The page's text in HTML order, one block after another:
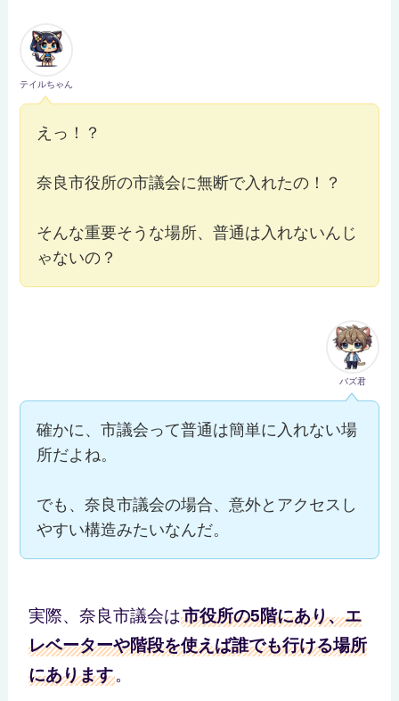
テイルちゃん
えっ！？
奈良市役所の市議会に無断で入れたの！？
そんな重要そうな場所、普通は入れないんじ
ゃないの？
バズ君
確かに、市議会って普通は簡単に入れない場
所だよね。
でも、奈良市議会の場合、意外とアクセスし
やすい構造みたいなんだ。
実際、奈良市議会は市役所の5階にあり、エ
レベーターや階段を使えば誰でも行ける場所
にあります。